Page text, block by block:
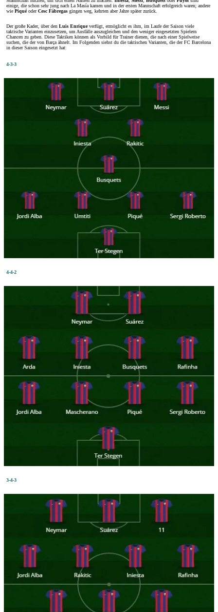
einige, die schon sehr jung nach La Masía kamen und in der ersten Mannschaft erfolgreich waren; andere
wie PiquéoderCesc Fábregas gingen weg, kehrten aber Jahre später zurück.
Der große Kader, über den Luis Enriqueverfügt, ermöglicht es ihm, im Laufe der Saison viele
taktische Varianten einzusetzen, um Ausfälle auszugleichen und den weniger eingesetzten Spielern
Chancen zu geben. Diese Taktiken können als Vorbild für Trainer dienen, die nach einer Spielweise
suchen, die der von Barça ähnelt. Im Folgenden siehst du die taktischen Varianten, die der FC Barcelona
in dieser Saison eingesetzt hat:
4-3-3
4-4-2
3-4-3